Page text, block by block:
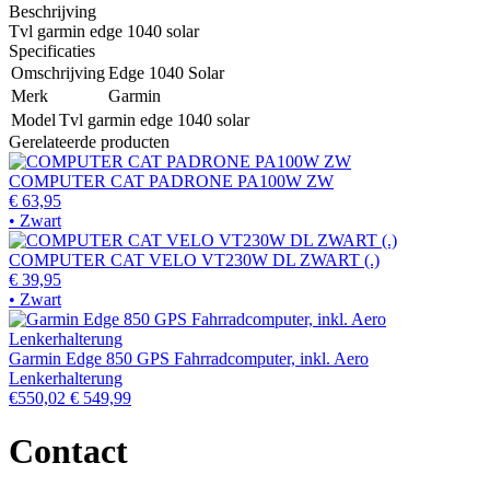
Beschrijving
Tvl garmin edge 1040 solar
Specificaties
OmschrijvingEdge 1040 Solar
Merk
Garmin
Model Tvl garmin edge 1040 solar
Gerelateerde producten
COMPUTER CAT PADRONE PA100W ZW
€ 63,95
• Zwart
COMPUTER CAT VELO VT230W DL ZWART (.)
€ 39,95
• Zwart
Garmin Edge 850 GPS Fahrradcomputer, inkl. Aero
Lenkerhalterung
€550,02 € 549,99
Contact